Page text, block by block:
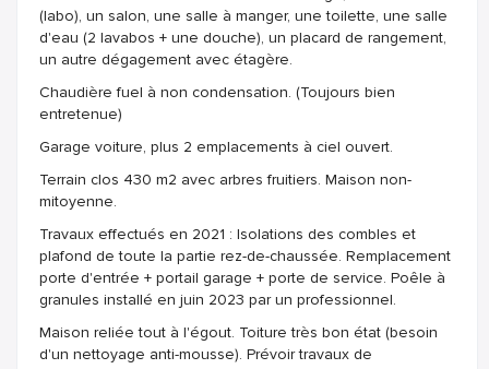
(labo), un salon, une salle à manger, une toilette, une salle
d'eau (2 lavabos + une douche), un placard de rangement,
un autre dégagement avec étagère.
Chaudière fuel à non condensation. (Toujours bien
entretenue)
Garage voiture, plus 2 emplacements à ciel ouvert.
Terrain clos 430 m2 avec arbres fruitiers. Maison non-
mitoyenne.
Travaux effectués en 2021 : Isolations des combles et
plafond de toute la partie rez-de-chaussée. Remplacement
porte d'entrée + portail garage + porte de service. Poêle à
granules installé en juin 2023 par un professionnel.
Maison reliée tout à l'égout. Toiture très bon état (besoin
d'un nettoyage anti-mousse). Prévoir travaux de